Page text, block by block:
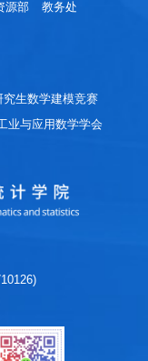
源部
教务处
究生数学建模竞赛
业与应用数学学会